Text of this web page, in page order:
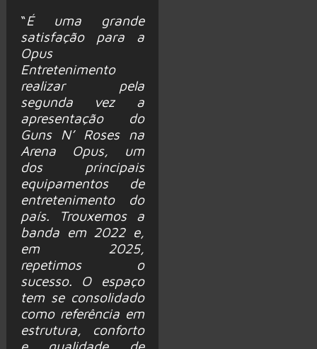
“É uma grande
satisfação para a
Opus
Entretenimento
realizar pela
segunda vez a
apresentação do
Guns N’ Roses na
Arena Opus, um
dos principais
equipamentos de
entretenimento do
país. Trouxemos a
banda em 2022 e,
em 2025,
repetimos o
sucesso. O espaço
tem se consolidado
como referência em
estrutura, conforto